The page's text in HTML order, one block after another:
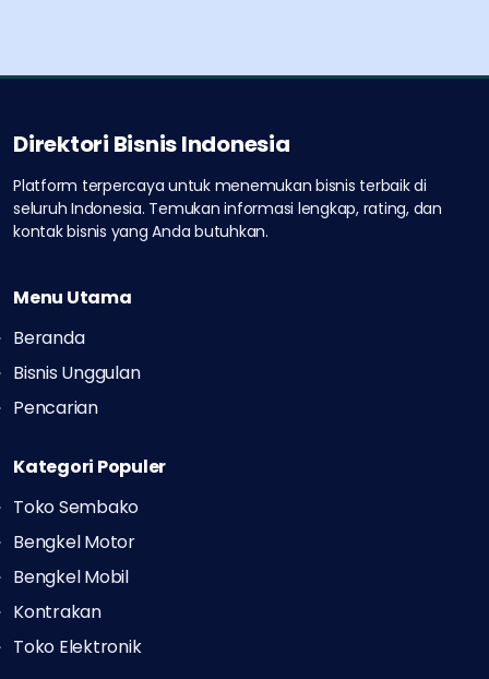
Direktori Bisnis Indonesia
Platform terpercaya untuk menemukan bisnis terbaik di
seluruh Indonesia. Temukan informasi lengkap, rating, dan
kontak bisnis yang Anda butuhkan.
Menu Utama
Beranda
Bisnis Unggulan
Pencarian
Kategori Populer
Toko Sembako
Bengkel Motor
Bengkel Mobil
Kontrakan
Toko Elektronik